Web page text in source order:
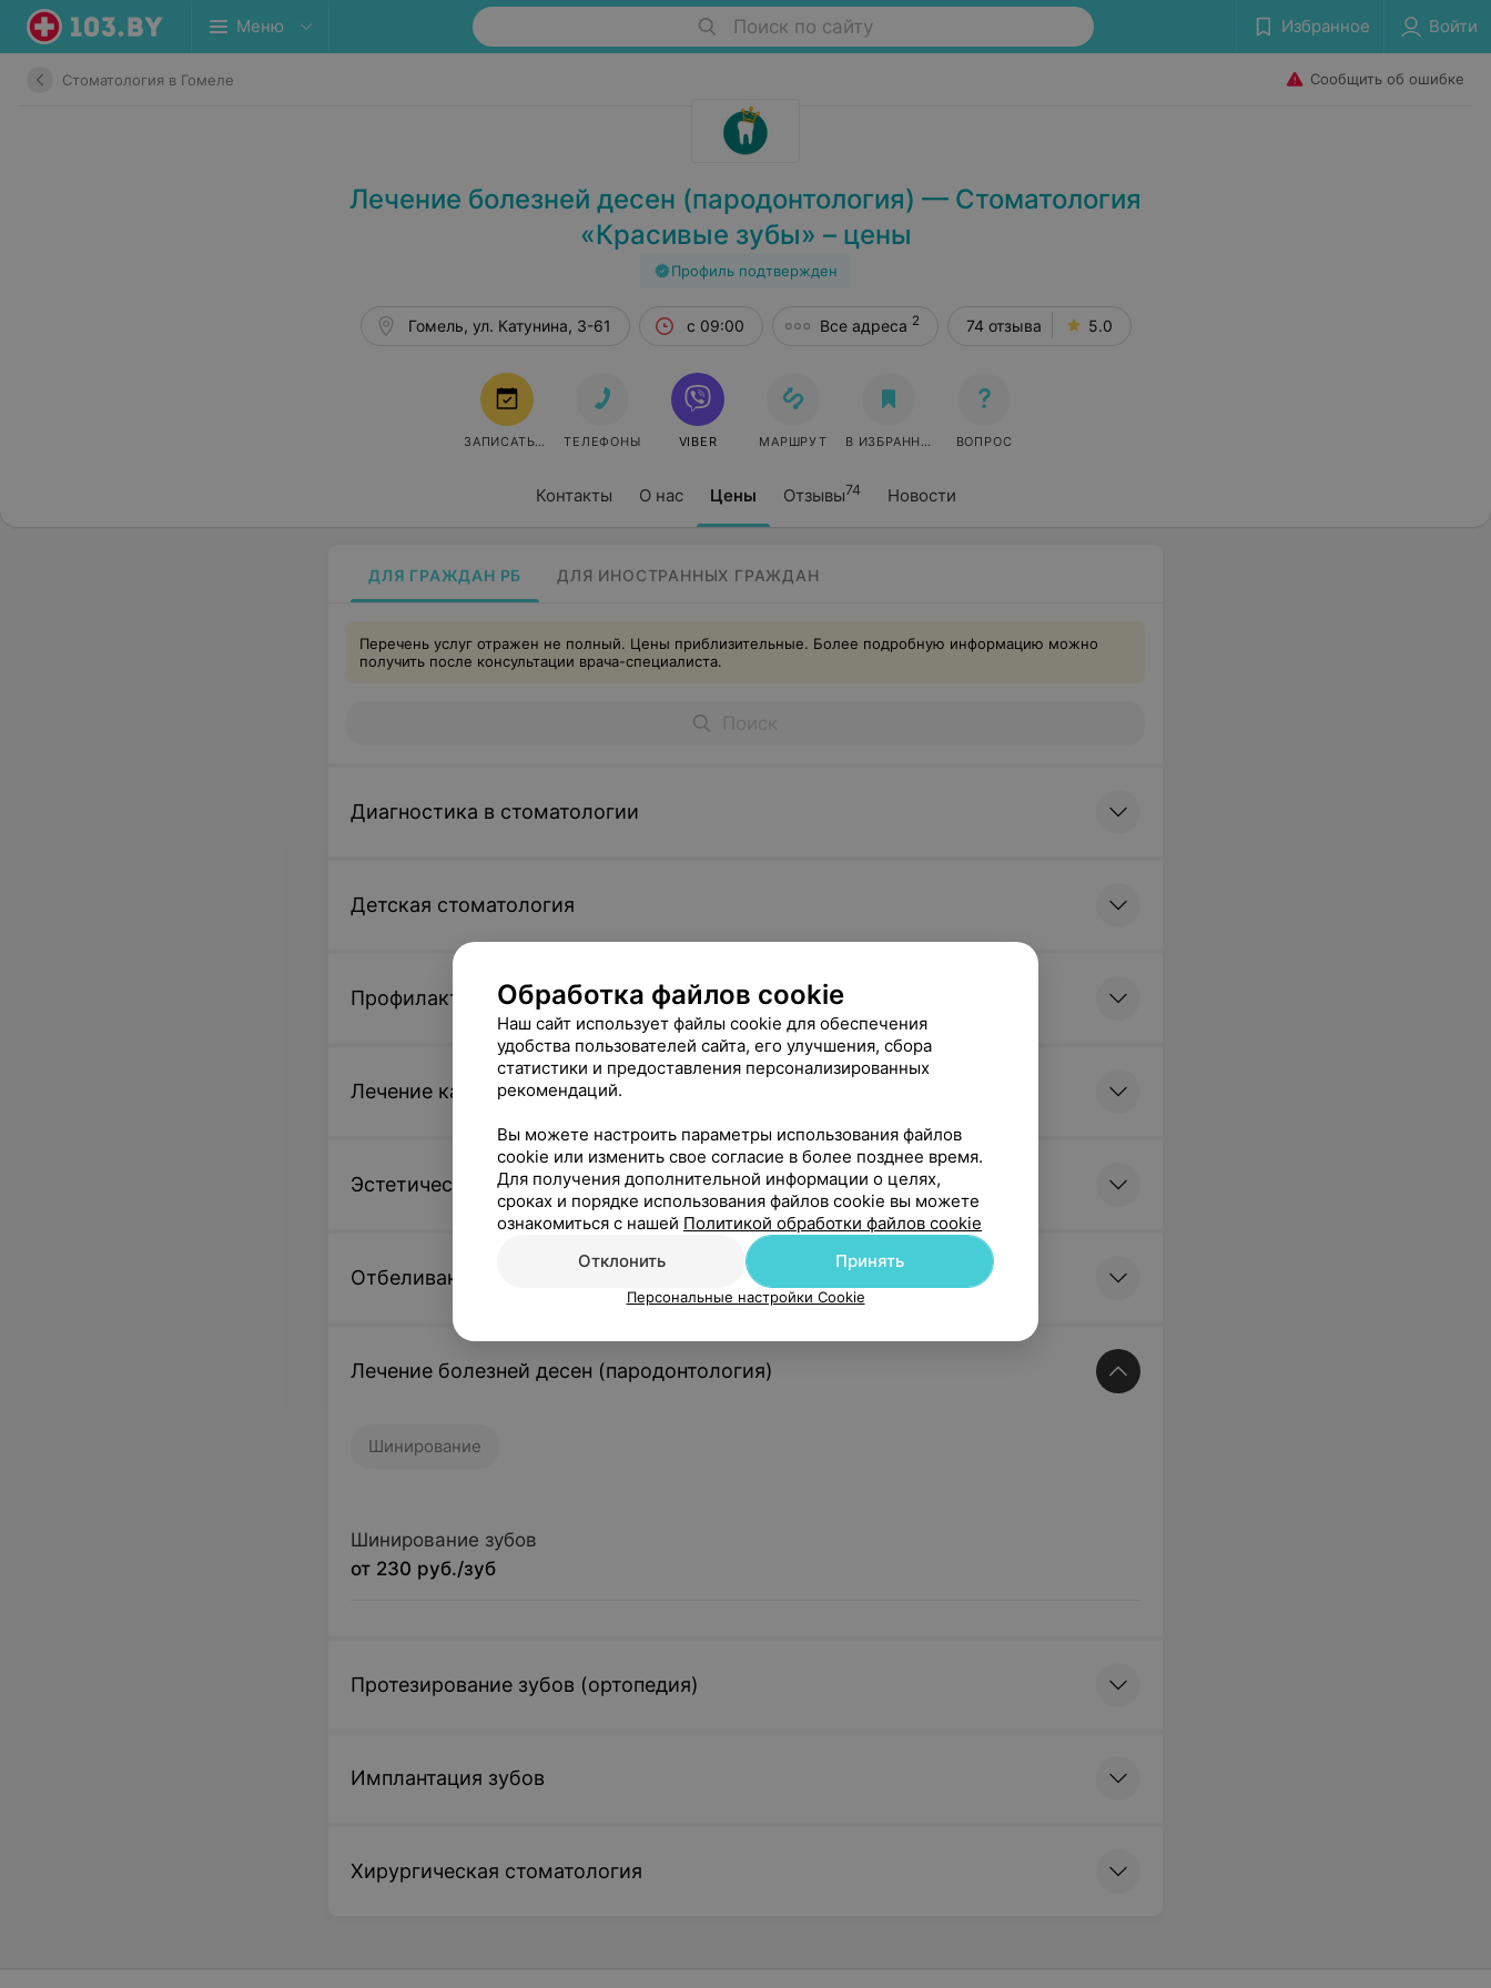
Меню Поиск по сайту Избранное Войти
Стоматология в Гомеле Сообщить об ошибке
Лечение болезней десен (пародонтология) — Стоматология
«Красивые зубы» – цены
Профиль подтвержден
Контакты О нас Цены Отзывы74 Новости
Гомель, ул. Катунина, 3-61 с 09:00 Все адреса 2 74 отзыва 5.0
ЗАПИСАТЬСЯ ТЕЛЕФОНЫ VIBER МАРШРУТ В ИЗБРАННОЕ ВОПРОС
ДЛЯ ГРАЖДАН РБ ДЛЯ ИНОСТРАННЫХ ГРАЖДАН
Перечень услуг отражен не полный. Цены приблизительные. Более подробную информацию можно
получить после консультации врача-специалиста.
Диагностика в стоматологии
Детская стоматология
Профилактика, гигиена полости рта
Лечение кариеса и пульпита (терапевтическая стоматология)
Эстетическая стоматология
Отбеливание зубов
Лечение болезней десен (пародонтология)
Шинирование
Шинирование зубов
от 230 руб./зуб
Протезирование зубов (ортопедия)
Имплантация зубов
Хирургическая стоматология
Обработка файлов cookie
Наш сайт использует файлы cookie для обеспечения
удобства пользователей сайта, его улучшения, сбора
статистики и предоставления персонализированных
рекомендаций.
Вы можете настроить параметры использования файлов
cookie или изменить свое согласие в более позднее время.
Для получения дополнительной информации о целях,
сроках и порядке использования файлов cookie вы можете
ознакомиться с нашей Политикой обработки файлов cookie
Отклонить
Принять
Персональные настройки Cookie